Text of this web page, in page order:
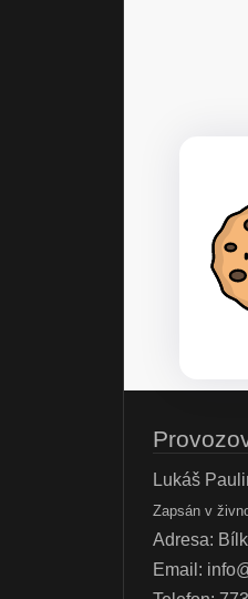
Lukáš
Zapsán v
Adresa:
Email: